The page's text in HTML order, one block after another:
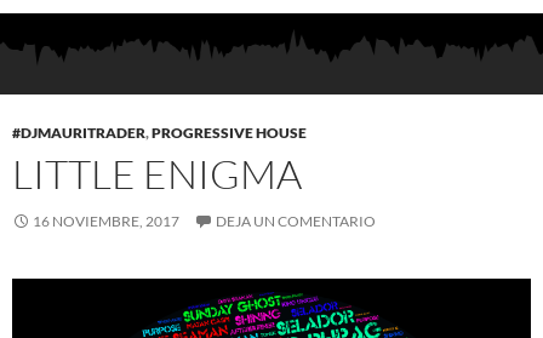
#DJMAURITRADER,PROGRESSIVE HOUSE
LITTLE ENIGMA
16 NOVIEMBRE, 2017 DEJA UN COMENTARIO